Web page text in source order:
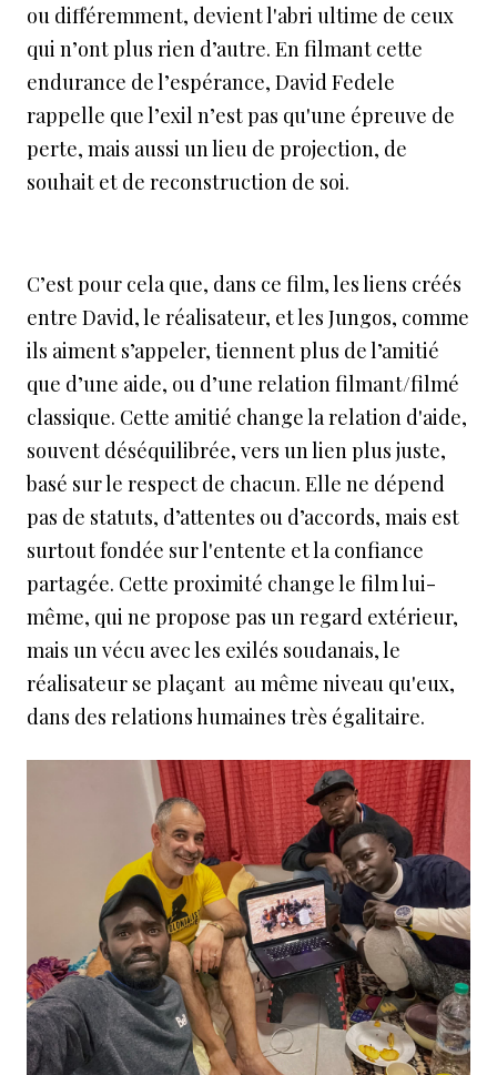
ou différemment, devient l'abri ultime de ceux
qui n’ont plus rien d’autre. En filmant cette
endurance de l’espérance, David Fedele
rappelle que l’exil n’est pas qu'une épreuve de
perte, mais aussi un lieu de projection, de
souhait et de reconstruction de soi.
C’est pour cela que, dans ce film, les liens créés
entre David, le réalisateur, et les Jungos, comme
ils aiment s’appeler, tiennent plus de l’amitié
que d’une aide, ou d’une relation filmant/filmé
classique. Cette amitié change la relation d'aide,
souvent déséquilibrée, vers un lien plus juste,
basé sur le respect de chacun. Elle ne dépend
pas de statuts, d’attentes ou d’accords, mais est
surtout fondée sur l'entente et la confiance
partagée. Cette proximité change le film lui-
même, qui ne propose pas un regard extérieur,
mais un vécu avec les exilés soudanais, le
réalisateur se plaçant au même niveau qu'eux,
dans des relations humaines très égalitaire.